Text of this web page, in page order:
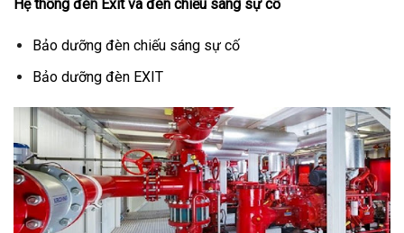
Hệ thống đèn Exit và đèn chiếu sáng sự cố
Bảo dưỡng đèn chiếu sáng sự cố
Bảo dưỡng đèn EXIT